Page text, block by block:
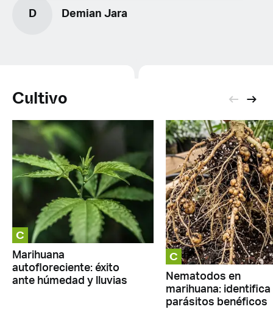
D Demian Jara
Cultivo
C
Marihuana
autofloreciente: éxito
ante húmedad y lluvias
C
Nematodos en
marihuana: identifica
parásitos benéficos